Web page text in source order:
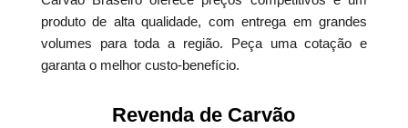
produto de alta qualidade, com entrega em grandes
volumes para toda a região. Peça uma cotação e
garanta o melhor custo-benefício.
Revenda de Carvão